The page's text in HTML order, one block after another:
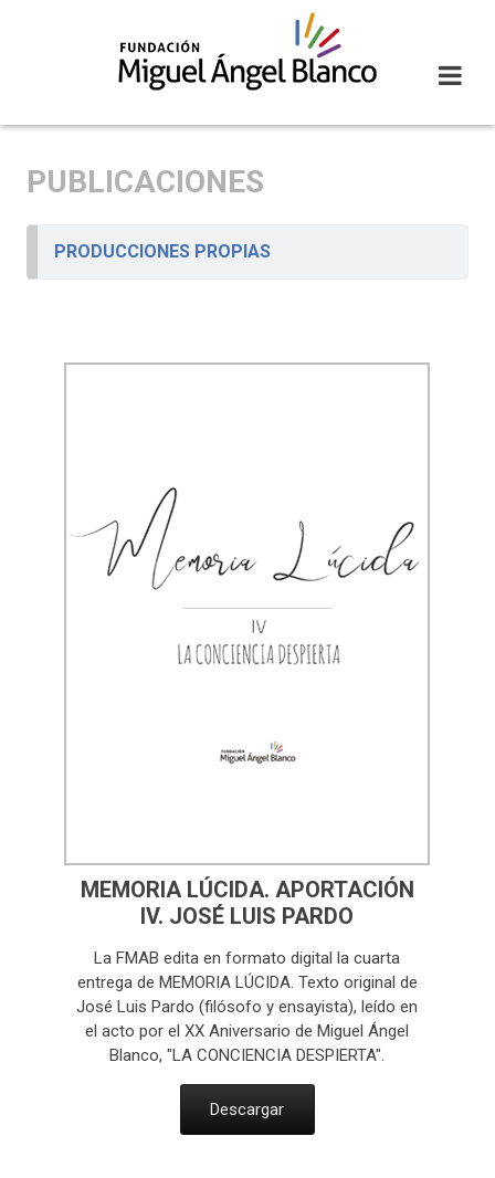
PUBLICACIONES
PRODUCCIONES PROPIAS
MEMORIA LÚCIDA. APORTACIÓN
IV. JOSÉ LUIS PARDO
La FMAB edita en formato digital la cuarta
entrega de MEMORIA LÚCIDA. Texto original de
José Luis Pardo (filósofo y ensayista), leído en
el acto por el XX Aniversario de Miguel Ángel
Blanco, "LA CONCIENCIA DESPIERTA".
Descargar